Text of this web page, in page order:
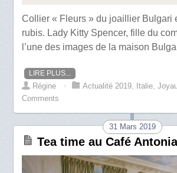
Collier « Fleurs » du joaillier Bulgari
rubis. Lady Kitty Spencer, fille du
l’une des images de la maison
LIRE PLUS...
Régine ⋅ Actualité 2019, Italie,
Comments
31 Mars 2019
Tea time au Café